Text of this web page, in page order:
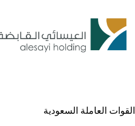
إلى
المحتوى
القوات العاملة السعودية